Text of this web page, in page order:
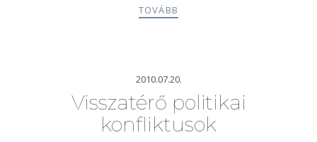
TOVÁBB
2010.07.20.
Visszatérő politikai
konfliktusok